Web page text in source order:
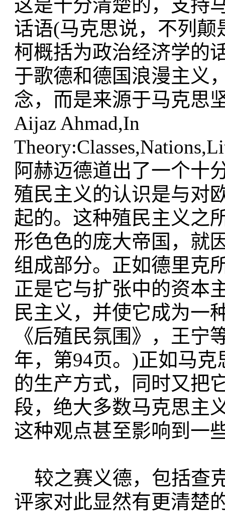
这是十分清楚的，支持
话语(马克思说，不列颠
柯概括为政治经济学的
于歌德和德国浪漫主义
念，而是来源于马克思
Aijaz Ahmad,In
阿赫迈德道出了一个十
殖民主义的认识是与对
起的。这种殖民主义之
形色色的庞大帝国，就
组成部分。正如德里克
正是它与扩张中的资本
民主义，并使它成为一
《后殖民氛围》，王宁
年，第94页。)正如马
的生产方式，同时又把
段，绝大多数马克思主
这种观点甚至影响到一
较之赛义德，包括查
评家对此显然有更清楚